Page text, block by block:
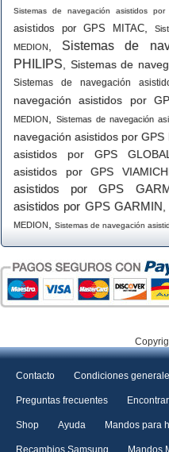
Sistemas de navegación asistidos por
asistidos por GPS MITAC ,
MEDION
,Sistemas de
PHILIPS
Sistemas de
Sistemas de navegación
navegación asistidos por
MEDION
,Sistemas de navegación
navegación asistidos por GPS
asistidos por GPS
asistidos por GPS
asistidos por GPS
asistidos por GPS GARMIN
MEDION
Sistemas de navegación
Contacto Condiciones
Preguntas frecuentes
Shop Ayuda Mandos para
Recambios Samsung Mandos